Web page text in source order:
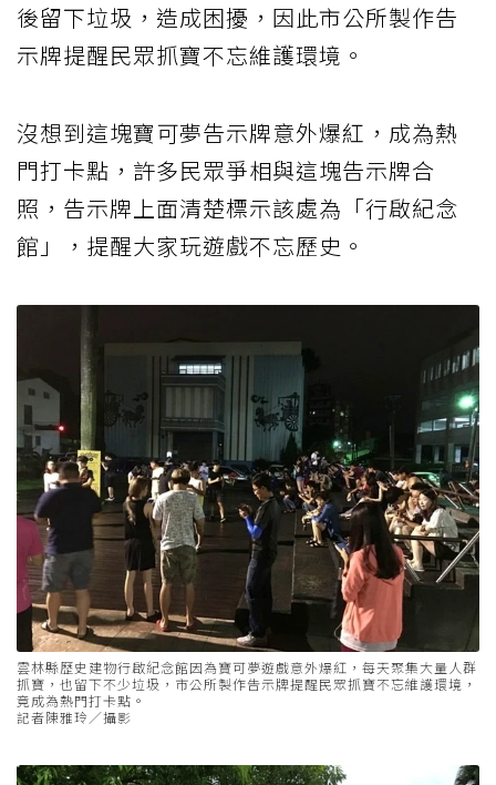
後留下垃圾，造成困擾，因此市公所製作告
示牌提醒民眾抓寶不忘維護環境。
沒想到這塊寶可夢告示牌意外爆紅，成為熱
門打卡點，許多民眾爭相與這塊告示牌合
照，告示牌上面清楚標示該處為「行啟紀念
館」，提醒大家玩遊戲不忘歷史。
雲林縣歷史建物行啟紀念館因為寶可夢遊戲意外爆紅，每天聚集大量人群
抓寶，也留下不少垃圾，市公所製作告示牌提醒民眾抓寶不忘維護環境，
竟成為熱門打卡點。
記者陳雅玲／攝影